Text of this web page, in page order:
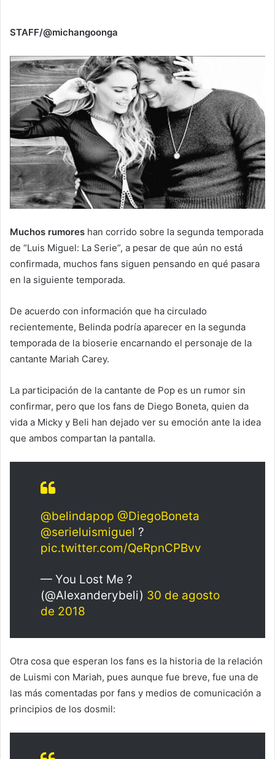
STAFF/@michangoonga
Muchos rumores han corrido sobre la segunda temporada
de “Luis Miguel: La Serie”, a pesar de que aún no está
confirmada, muchos fans siguen pensando en qué pasara
en la siguiente temporada.
De acuerdo con información que ha circulado
recientemente, Belinda podría aparecer en la segunda
temporada de la bioserie encarnando el personaje de la
cantante Mariah Carey.
La participación de la cantante de Pop es un rumor sin
confirmar, pero que los fans de Diego Boneta, quien da
vida a Micky y Beli han dejado ver su emoción ante la idea
que ambos compartan la pantalla.
@belindapop @DiegoBoneta
@serieluismiguel ?
pic.twitter.com/QeRpnCPBvv
— You Lost Me ?
(@Alexanderybeli) 30 de agosto
de 2018
Otra cosa que esperan los fans es la historia de la relación
de Luismi con Mariah, pues aunque fue breve, fue una de
las más comentadas por fans y medios de comunicación a
principios de los dosmil: